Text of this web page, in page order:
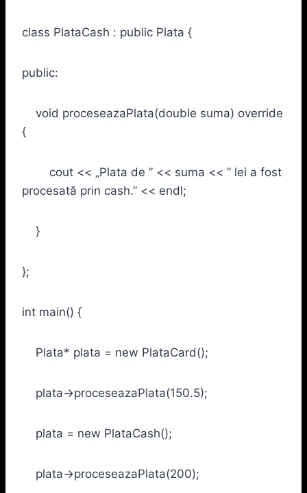
class PlataCash : public Plata {
public:
void proceseazaPlata(double suma) override
{
cout << „Plata de ” << suma << ” lei a fost
procesată prin cash.” << endl;
}
};
int main() {
Plata* plata = new PlataCard();
plata->proceseazaPlata(150.5);
plata = new PlataCash();
plata->proceseazaPlata(200);